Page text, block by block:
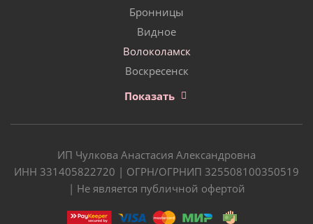
Бронницы
Видное
Волоколамск
Воскресенск
Показать
ИП Чулкова Анастасия Александровна
ИНН 331405822720 | ОГРН/ОГРНИП 325508100350519
| Не является публичной офертой